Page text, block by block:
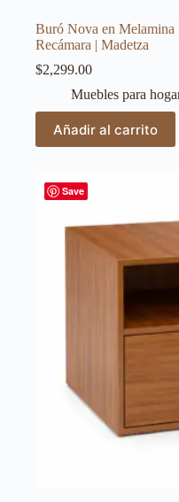
Buró Nova en
Recámara | Madetza
$2,299.00
Muebles para
Añadir al carrito
Save